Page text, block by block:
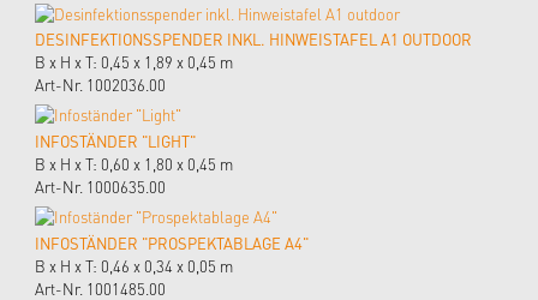
DESINFEKTIONSSPENDER INKL. HINWEISTAFEL A1 OUTDOOR
B x H x T: 0,45 x 1,89 x 0,45 m
Art-Nr. 1002036.00
INFOSTÄNDER "LIGHT"
B x H x T: 0,60 x 1,80 x 0,45 m
Art-Nr. 1000635.00
INFOSTÄNDER "PROSPEKTABLAGE A4"
B x H x T: 0,46 x 0,34 x 0,05 m
Art-Nr. 1001485.00